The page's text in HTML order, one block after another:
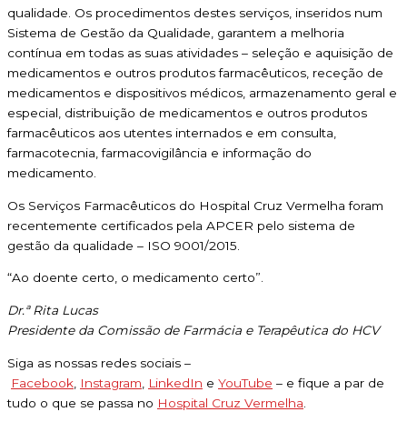
qualidade. Os procedimentos destes serviços, inseridos num
Sistema de Gestão da Qualidade, garantem a melhoria
contínua em todas as suas atividades – seleção e aquisição de
medicamentos e outros produtos farmacêuticos, receção de
medicamentos e dispositivos médicos, armazenamento geral e
especial, distribuição de medicamentos e outros produtos
farmacêuticos aos utentes internados e em consulta,
farmacotecnia, farmacovigilância e informação do
medicamento.
Os Serviços Farmacêuticos do Hospital Cruz Vermelha foram
recentemente certificados pela APCER pelo sistema de
gestão da qualidade – ISO 9001/2015.
“Ao doente certo, o medicamento certo”.
Dr.ª Rita Lucas
Presidente da Comissão de Farmácia e Terapêutica do HCV
Siga as nossas redes sociais –
Facebook Instagram LinkedIn e YouTube – e fique a par de
tudo o que se passa no Hospital Cruz Vermelha